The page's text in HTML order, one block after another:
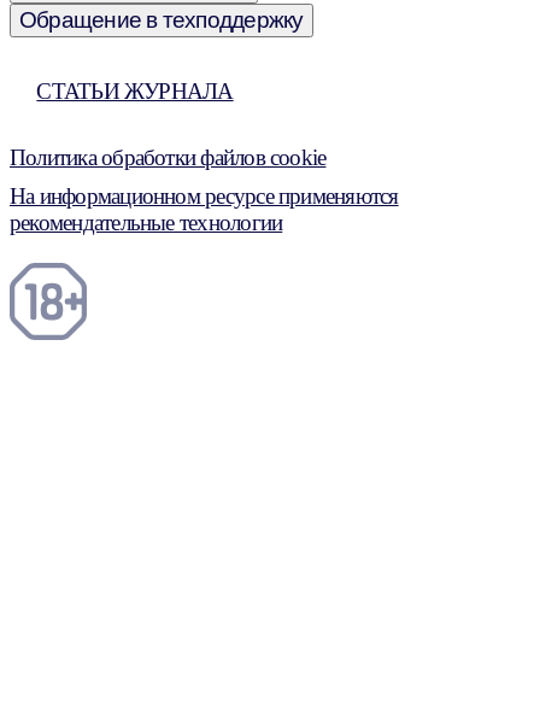
Обращение в техподдержку
СТАТЬИ ЖУРНАЛА
Политика обработки файлов cookie
На информационном ресурсе применяются
рекомендательные технологии